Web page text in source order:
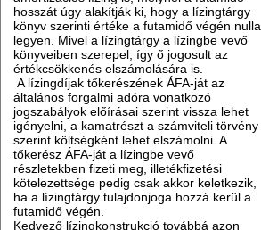
hosszát úgy alakítják ki, hogy a lízingtárgy
könyv szerinti értéke a futamidő végén nulla
legyen. Mivel a lízingtárgy a lízingbe vevő
könyveiben szerepel, így ő jogosult az
értékcsökkenés elszámolására is.
A lízingdíjak tőkerészének ÁFA-ját az
általános forgalmi adóra vonatkozó
jogszabályok előírásai szerint vissza lehet
igényelni, a kamatrészt a számviteli törvény
szerint költségként lehet elszámolni. A
tőkerész ÁFA-ját a lízingbe vevő
részletekben fizeti meg, illetékfizetési
kötelezettsége pedig csak akkor keletkezik,
ha a lízingtárgy tulajdonjoga hozzá kerül a
futamidő végén.
Kedvező lízingkonstrukció továbbá azon